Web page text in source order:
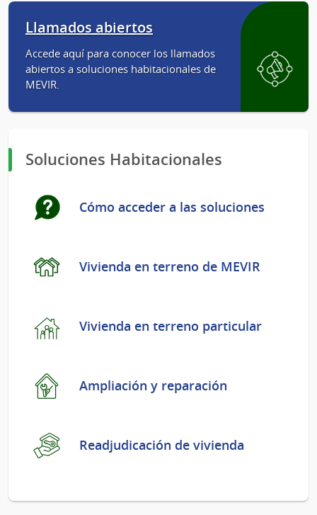
Llamados abiertos
Accede aquí para conocer los llamados
abiertos a soluciones habitacionales de
MEVIR.
Soluciones Habitacionales
Cómo acceder a las soluciones
Vivienda en terreno de MEVIR
Vivienda en terreno particular
Ampliación y reparación
Readjudicación de vivienda